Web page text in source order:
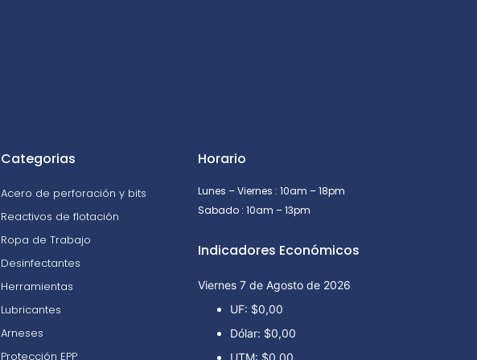
Categorias
Acero de perforación y bits
Reactivos de flotación
Ropa de Trabajo
Desinfectantes
Herramientas
Lubricantes
Arneses
Protección EPP
Horario
Lunes – Viernes : 10am – 18pm
Sabado : 10am – 13pm
Indicadores Económicos
Viernes 7 de Agosto de 2026
UF: $0,00
Dólar: $0,00
UTM: $0,00